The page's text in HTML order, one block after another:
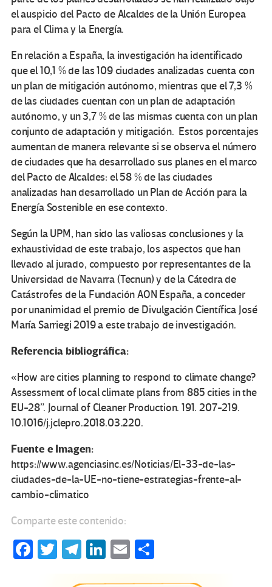
el auspicio del Pacto de Alcaldes de la Unión Europea
para el Clima y la Energía.
En relación a España, la investigación ha identificado
que el 10,1 % de las 109 ciudades analizadas cuenta con
un plan de mitigación autónomo, mientras que el 7,3 %
de las ciudades cuentan con un plan de adaptación
autónomo, y un 3,7 % de las mismas cuenta con un plan
conjunto de adaptación y mitigación. Estos porcentajes
aumentan de manera relevante si se observa el número
de ciudades que ha desarrollado sus planes en el marco
del Pacto de Alcaldes: el 58 % de las ciudades
analizadas han desarrollado un Plan de Acción para la
Energía Sostenible en ese contexto.
Según la UPM, han sido las valiosas conclusiones y la
exhaustividad de este trabajo, los aspectos que han
llevado al jurado, compuesto por representantes de la
Universidad de Navarra (Tecnun) y de la Cátedra de
Catástrofes de la Fundación AON España, a conceder
por unanimidad el premio de Divulgación Científica José
María Sarriegi 2019 a este trabajo de investigación.
Referencia bibliográfica:
«How are cities planning to respond to climate change?
Assessment of local climate plans from 885 cities in the
EU-28”. Journal of Cleaner Production. 191. 207-219.
10.1016/j.jclepro.2018.03.220.
Fuente e Imagen:
https://www.agenciasinc.es/Noticias/El-33-de-las-
ciudades-de-la-UE-no-tiene-estrategias-frente-al-
cambio-climatico
Comparte este contenido:
Fa T
Te Li
E